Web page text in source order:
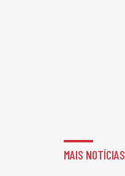
MAIS NOTÍCIAS